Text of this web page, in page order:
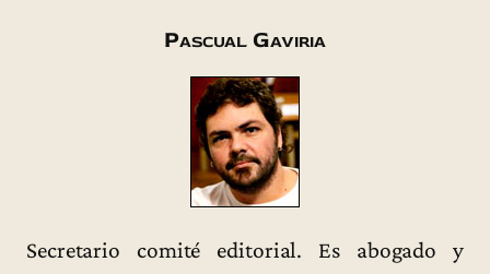
Pascual Gaviria
Secretario comité editorial. Es abogado y